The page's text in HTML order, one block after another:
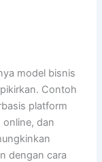
model bisnis
Contoh
platform
dan
dengan cara